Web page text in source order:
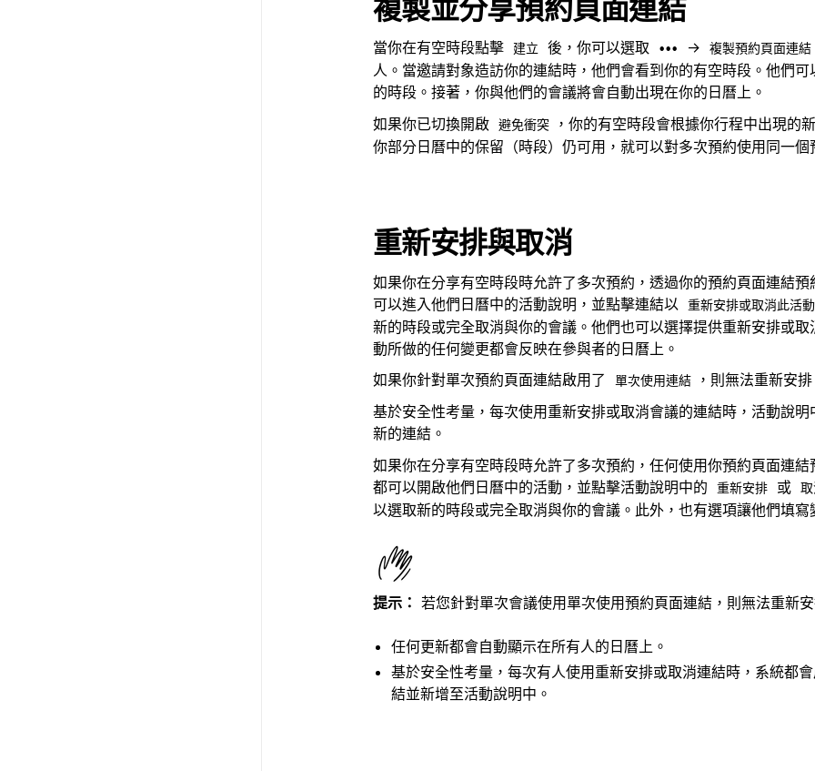
複製並分享預約頁面連結
當你在有空時段點擊 建立 後，你可以選取 ••• → 複製預約頁面連結
人。當邀請對象造訪你的連結時，他們會看到你的有空時段。他們可
的時段。接著，你與他們的會議將會自動出現在你的日曆上。
如果你已切換開啟 避免衝突
，你的有空時段會根據你行程中出現的
你部分日曆中的保留（時段）仍可用，就可以對多次預約使用同一個
重新安排與取消
如果你在分享有空時段時允許了多次預約，透過你的預約頁面連結預
可以進入他們日曆中的活動說明，並點擊連結以
重新安排或取消此活動
新的時段或完全取消與你的會議。他們也可以選擇提供重新安排或取
動所做的任何變更都會反映在參與者的日曆上。
如果你針對單次預約頁面連結啟用了
單次使用連結
，則無法重新安
基於安全性考量，每次使用重新安排或取消會議的連結時，活動說明
新的連結。
如果你在分享有空時段時允許了多次預約，任何使用你預約頁面連結
都可以開啟他們日曆中的活動，並點擊活動說明中的
重新安排 或
以選取新的時段或完全取消與你的會議。此外，也有選項讓他們填寫
提示： 若您針對單次會議使用單次使用預約頁面連結，則無法重新
任何更新都會自動顯示在所有人的日曆上。
基於安全性考量，每次有人使用重新安排或取消連結時，系統都
結並新增至活動說明中。